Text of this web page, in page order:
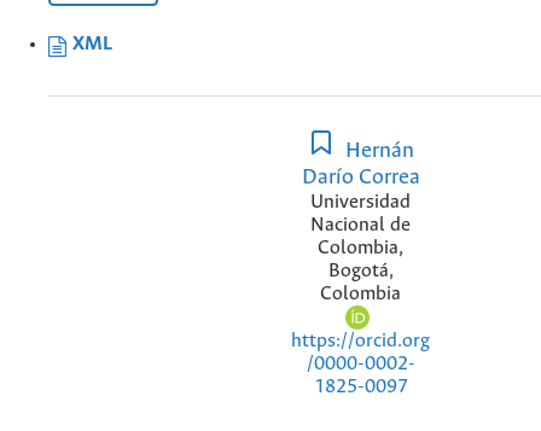
XML
Hernán
Darío Correa
Universidad
Nacional de
Colombia,
Bogotá,
Colombia
https://orcid.org
/0000-0002-
1825-0097